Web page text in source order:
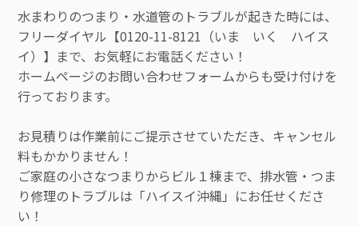
水まわりのつまり・水道管のトラブルが起きた時には、
フリーダイヤル【0120-11-8121（いま いく ハイス
イ）】まで、お気軽にお電話ください！
ホームページのお問い合わせフォームからも受け付けを
行っております。
お見積りは作業前にご提示させていただき、キャンセル
料もかかりません！
ご家庭の小さなつまりからビル１棟まで、排水管・つま
り修理のトラブルは「ハイスイ沖縄」にお任せくださ
い！